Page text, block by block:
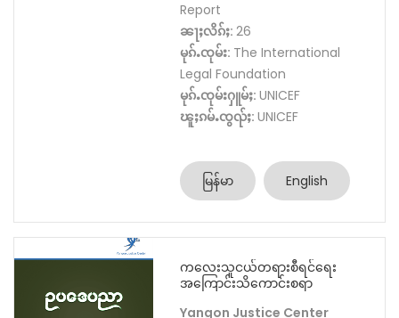
Report
ၼႃႈလိၵ်ႈ: 26
မုၵ်ႉၸုမ်း: The International
Legal Foundation
မုၵ်ႉၸုမ်းႁူမ်ႈ: UNICEF
ၽူႈၵမ်ႉၸွၺ်ႈ: UNICEF
မြန်မာ English
ကလေးသူငယ်တရားစီရင်ရေး
အကြောင်းသိကောင်းစရာ
Yangon Justice Center